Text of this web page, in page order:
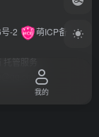
-2
萌ICP备
管服务
我的